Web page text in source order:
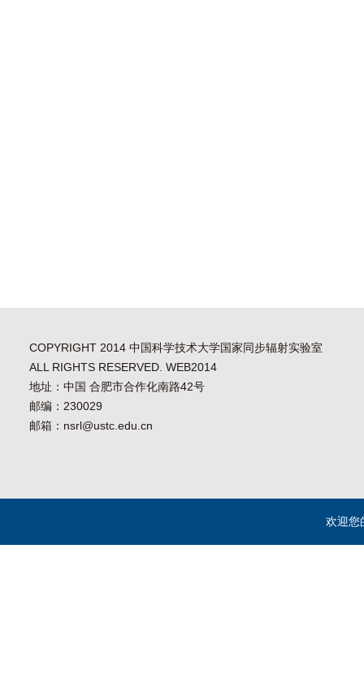
COPYRIGHT 2014 中国科学技术大学国家同步辐射实验室
ALL RIGHTS RESERVED. WEB2014
地址：中国 合肥市合作化南路42号
邮编：230029
邮箱：nsrl@ustc.edu.cn
欢迎您